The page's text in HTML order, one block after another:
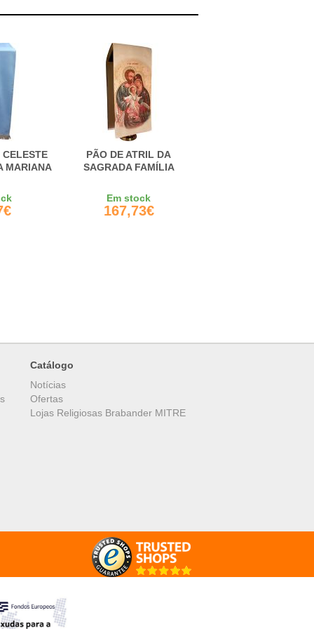
MARIANA
PÃO DE ATRIL DA
SAGRADA FAMÍLIA
Em stock
167,73€
Catálogo
Notícias
Ofertas
Lojas Religiosas Brabander MITRE